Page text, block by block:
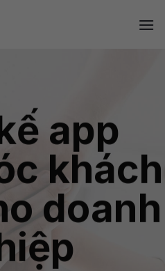
app
khách
doanh